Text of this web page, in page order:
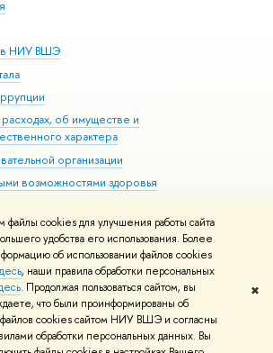
файлы cookies для улучшения работы сайта
удобства его использования. Более
об использовании файлов cookies
, наши правила обработки персональных
. Продолжая пользоваться сайтом, вы
что были проинформированы об
файлов cookies сайтом НИУ ВШЭ и согласны
обработки персональных данных. Вы
✖
в НИУ ВШЭ
об имуществе и
характера
организации
возможностями здоровья
Адреса и контакты Условия использования
конфиденциальности Карта сайта